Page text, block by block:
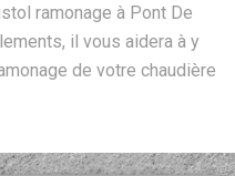
ramonage à Pont De
il vous aidera à y
de votre chaudière